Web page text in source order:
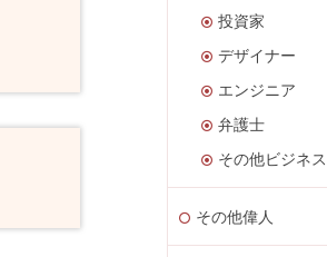
投資家
デザイナー
エンジニア
弁護士
その他ビジネス
その他偉人